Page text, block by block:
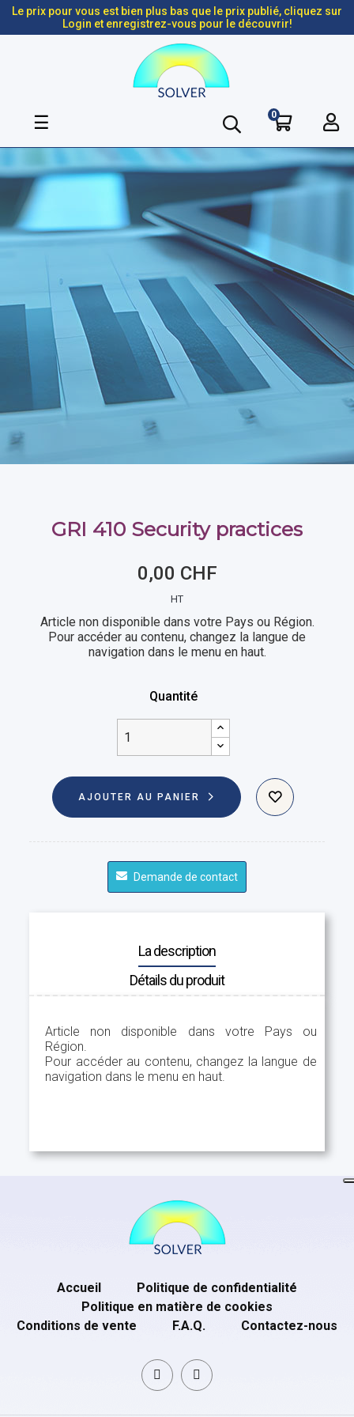
Le prix pour vous est bien plus bas que le prix publié, cliquez sur
Login et enregistrez-vous pour le découvrir!
Basculer
navigation
☰ 0
GRI 410 Security practices
0,00 CHF
HT
Article non disponible dans votre Pays ou Région.
Pour accéder au contenu, changez la langue de
navigation dans le menu en haut.
Quantité
AJOUTER AU PANIER
Demande de contact
La description
Détails du produit
Article non disponible dans votre Pays ou
Région.
Pour accéder au contenu, changez la langue de
navigation dans le menu en haut.
Accueil
Politique de confidentialité
Politique en matière de cookies
Conditions de vente
F.A.Q. Contactez-nous